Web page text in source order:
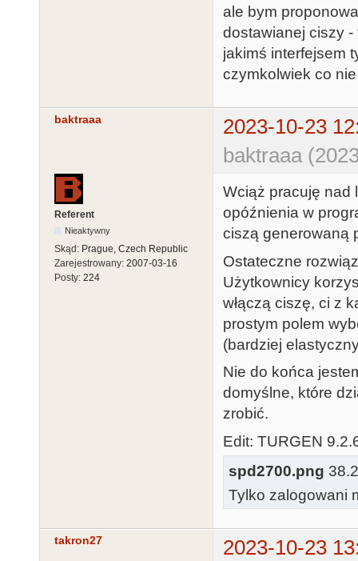
ale bym
dostawianej ciszy -
jakimś interfejsem
czymkolwiek co
baktraaa
2023-10-23
baktraaa
Referent
Nieaktywny
Skąd: Prague, Czech Republic
Zarejestrowany: 2007-03-16
Posty: 224
Wciąż pracuję nad
opóźnienia w
ciszą generowaną
Ostateczne
Użytkownicy
włączą ciszę, ci z
prostym polem
(bardziej
Nie do końca
domyślne, które
zrobić.
Edit: TURGEN
spd2700.png
Tylko zalogowani
takron27
2023-10-23